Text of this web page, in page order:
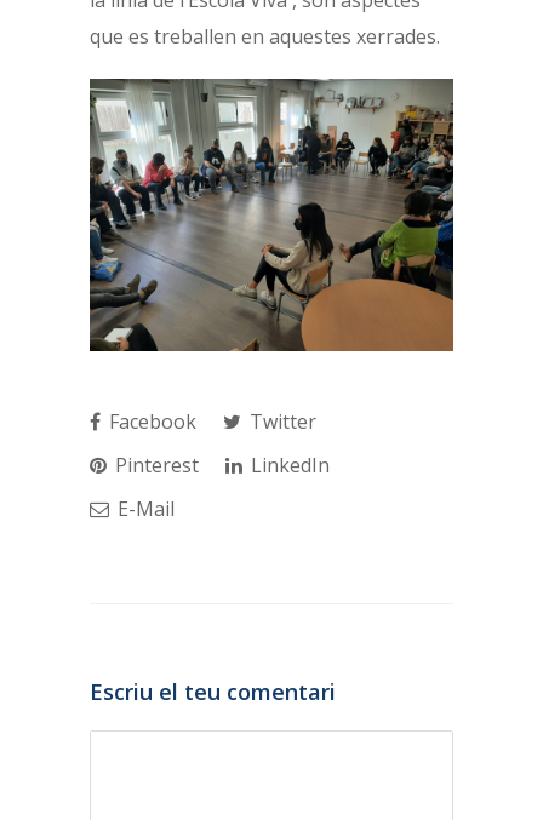
que es treballen en aquestes xerrades.
Facebook
Twitter
Pinterest
LinkedIn
E-Mail
Escriu el teu comentari